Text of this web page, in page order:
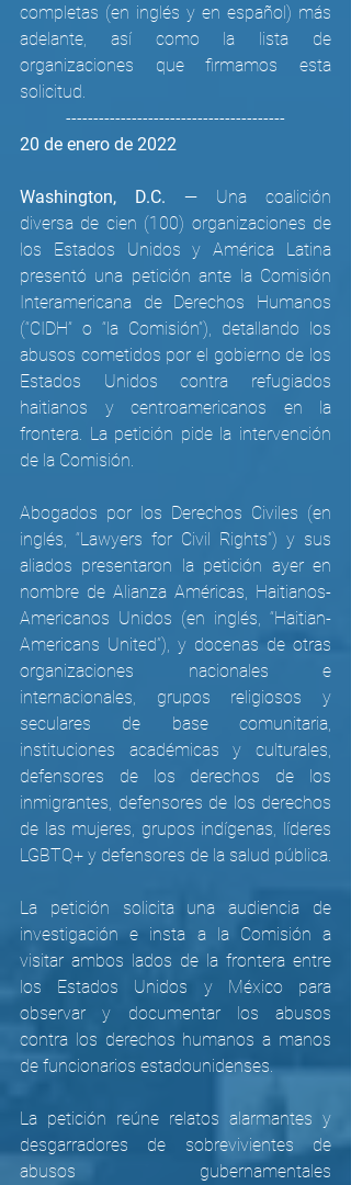
completas (en inglés y en español) más
adelante, así como la lista de
organizaciones que firmamos esta
solicitud.
----------------------------------------
20 de enero de 2022
Washington, D.C. — Una coalición
diversa de cien (100) organizaciones de
los Estados Unidos y América Latina
presentó una petición ante la Comisión
Interamericana de Derechos Humanos
(“CIDH” o “la Comisión”), detallando los
abusos cometidos por el gobierno de los
Estados Unidos contra refugiados
haitianos y centroamericanos en la
frontera. La petición pide la intervención
de la Comisión.
Abogados por los Derechos Civiles (en
inglés, “Lawyers for Civil Rights”) y sus
aliados presentaron la petición ayer en
nombre de Alianza Américas, Haitianos-
Americanos Unidos (en inglés, “Haitian-
Americans United”), y docenas de otras
organizaciones nacionales e
internacionales, grupos religiosos y
seculares de base comunitaria,
instituciones académicas y culturales,
defensores de los derechos de los
inmigrantes, defensores de los derechos
de las mujeres, grupos indígenas, líderes
La petición solicita una audiencia de
investigación e insta a la Comisión a
visitar ambos lados de la frontera entre
los Estados Unidos y México para
observar y documentar los abusos
contra los derechos humanos a manos
de funcionarios estadounidenses.
La petición reúne relatos alarmantes y
desgarradores de sobrevivientes de
abusos gubernamentales